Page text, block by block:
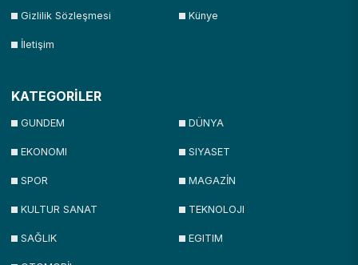
Gizlilik Sözleşmesi Künye
İletişim
KATEGORİLER
GUNDEM DÜNYA
EKONOMI SIYASET
SPOR MAGAZİN
KULTUR SANAT TEKNOLOJI
SAĞLIK EGITIM